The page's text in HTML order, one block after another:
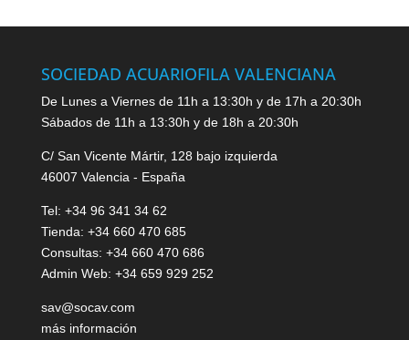
SOCIEDAD ACUARIOFILA VALENCIANA
De Lunes a Viernes de 11h a 13:30h y de 17h a 20:30h
Sábados de 11h a 13:30h y de 18h a 20:30h
C/ San Vicente Mártir, 128 bajo izquierda
46007 Valencia - España
Tel: +34 96 341 34 62
Tienda: +34 660 470 685
Consultas: +34 660 470 686
Admin Web: +34 659 929 252
sav@socav.com
más información